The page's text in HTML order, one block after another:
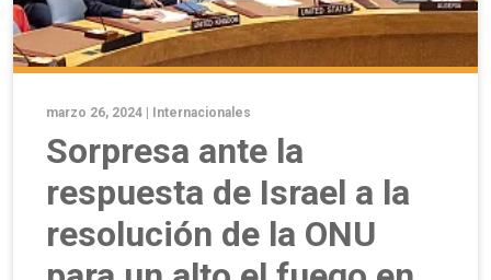
marzo 26, 2024 | Internacionales
Sorpresa ante la
respuesta de Israel a la
resolución de la ONU